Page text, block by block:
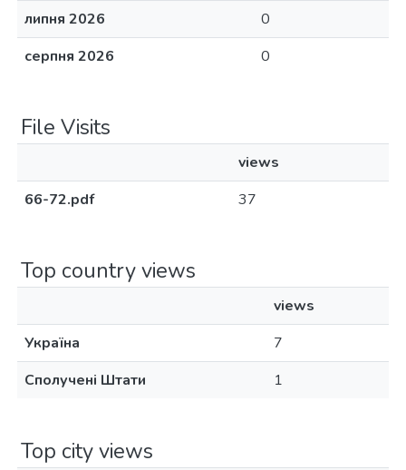
липня 2026
0
серпня 2026
0
File Visits
views
66-72.pdf
37
Top country views
views
Україна
7
Сполучені Штати
1
Top city views